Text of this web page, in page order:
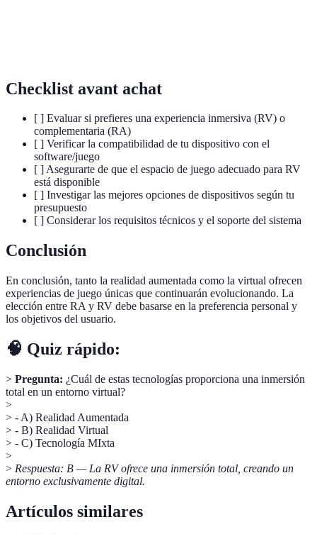
Checklist avant achat
[ ] Evaluar si prefieres una experiencia inmersiva (RV) o
complementaria (RA)
[ ] Verificar la compatibilidad de tu dispositivo con el
software/juego
[ ] Asegurarte de que el espacio de juego adecuado para RV
está disponible
[ ] Investigar las mejores opciones de dispositivos según tu
presupuesto
[ ] Considerar los requisitos técnicos y el soporte del sistema
Conclusión
En conclusión, tanto la realidad aumentada como la virtual ofrecen
experiencias de juego únicas que continuarán evolucionando. La
elección entre RA y RV debe basarse en la preferencia personal y
los objetivos del usuario.
🧠 Quiz rápido:
> Pregunta: ¿Cuál de estas tecnologías proporciona una inmersión
total en un entorno virtual?
>
> - A) Realidad Aumentada
> - B) Realidad Virtual
> - C) Tecnología MIxta
>
> Respuesta: B — La RV ofrece una inmersión total, creando un
entorno exclusivamente digital.
Artículos similares